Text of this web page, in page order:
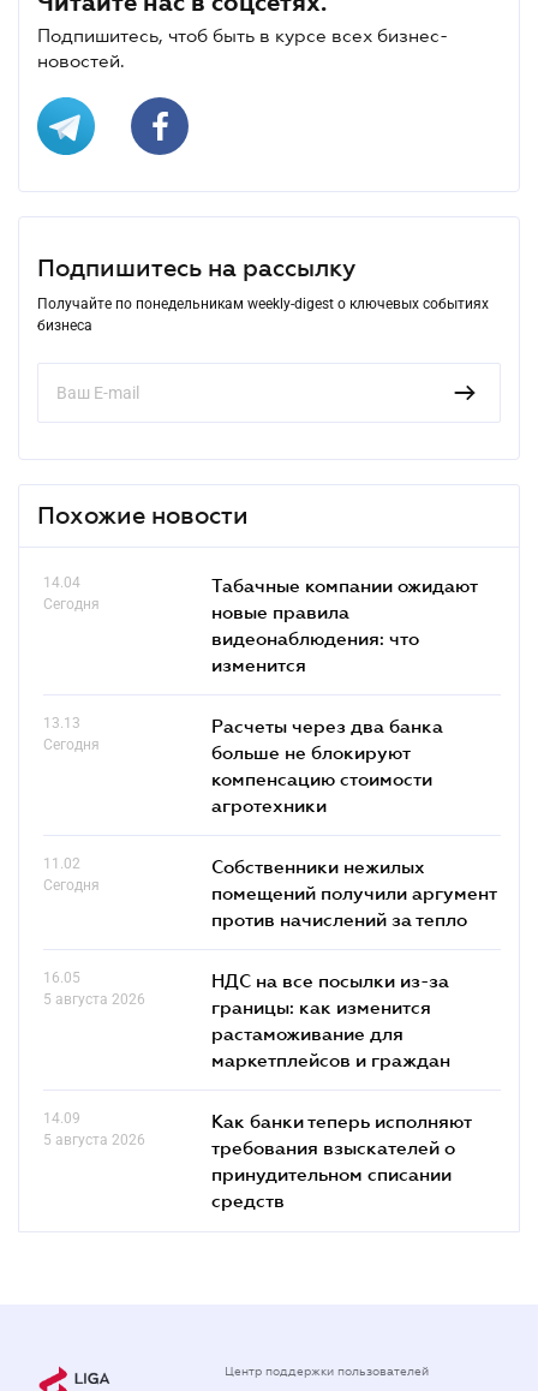
Подпишитесь, чтоб быть в курсе всех бизнес-
новостей.
Подпишитесь на рассылку
Получайте по понедельникам weekly-digest о ключевых событиях
бизнеса
Похожие новости
14.04
Сегодня
Табачные компании ожидают
новые правила
видеонаблюдения: что
изменится
13.13
Сегодня
Расчеты через два банка
больше не блокируют
компенсацию стоимости
агротехники
11.02
Сегодня
Собственники нежилых
помещений получили аргумент
против начислений за тепло
16.05
5 августа 2026
НДС на все посылки из-за
границы: как изменится
растаможивание для
маркетплейсов и граждан
14.09
5 августа 2026
Как банки теперь исполняют
требования взыскателей о
принудительном списании
средств
Центр поддержки пользователей